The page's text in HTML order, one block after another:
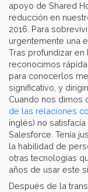
apoyo de Shared
reducción en
2016. Para
urgentemente una
Tras profundizar
reconocimos
para conocerlos
significativo, y
Cuando nos dimos
de las relaciones
inglés) no
Salesforce. Tenía
la habilidad de
otras tecnologías
años de usar este
Después de la